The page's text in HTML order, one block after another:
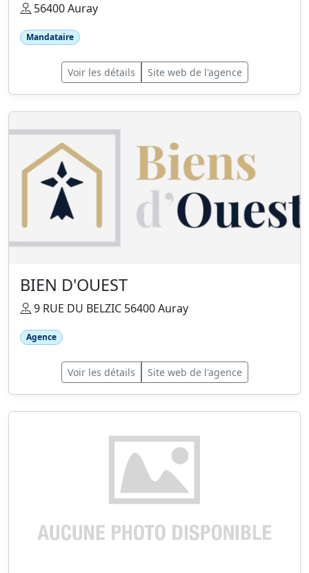
56400 Auray
Mandataire
Voir les détails Site web de l'agence
BIEN D'OUEST
9 RUE DU BELZIC 56400 Auray
Agence
Voir les détails Site web de l'agence